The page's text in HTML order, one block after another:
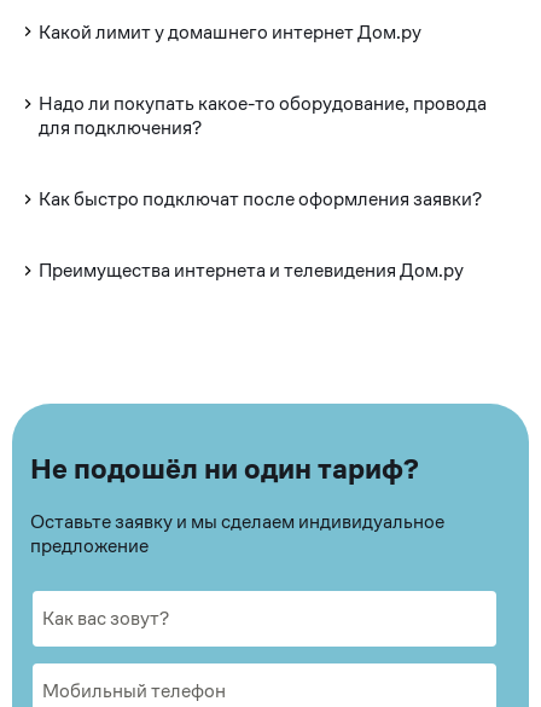
Какой лимит у домашнего интернет Дом.ру
Надо ли покупать какое-то оборудование, провода
для подключения?
Как быстро подключат после оформления заявки?
Преимущества интернета и телевидения Дом.ру
Не подошёл ни один тариф?
Оставьте заявку и мы сделаем индивидуальное
предложение